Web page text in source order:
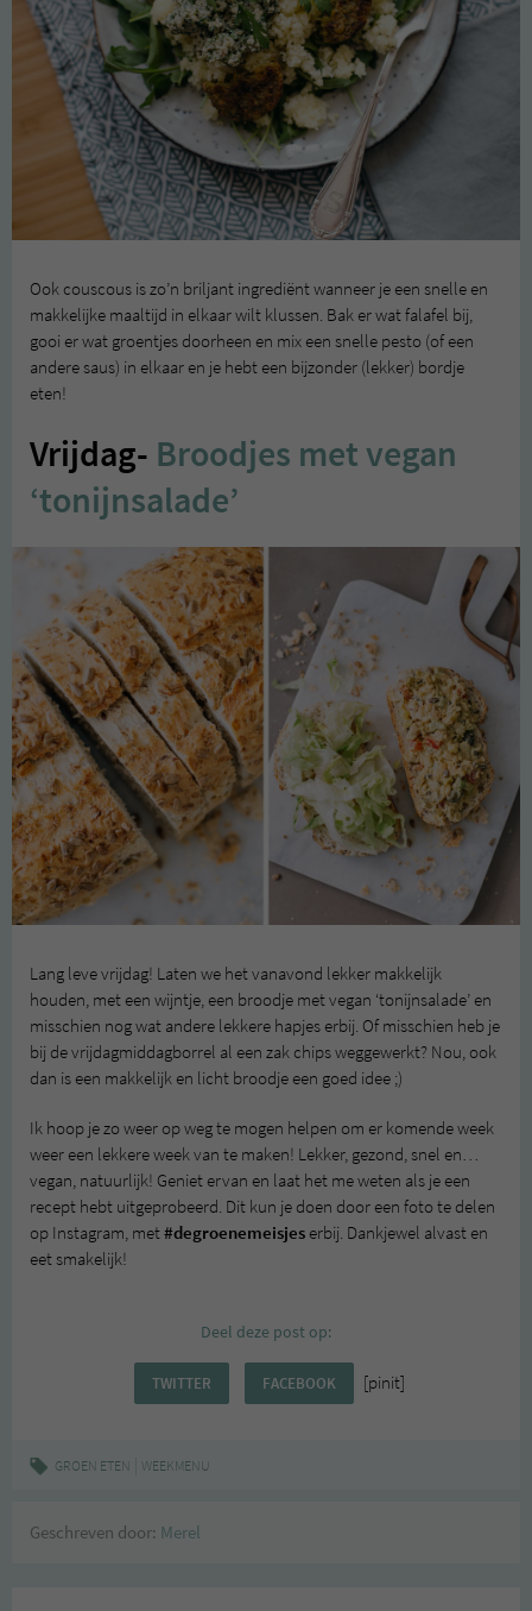
Ook couscous is zo’n briljant ingrediënt wanneer je een snelle en
makkelijke maaltijd in elkaar wilt klussen. Bak er wat falafel bij,
gooi er wat groentjes doorheen en mix een snelle pesto (of een
andere saus) in elkaar en je hebt een bijzonder (lekker) bordje
eten!
Vrijdag- Broodjes met vegan
‘tonijnsalade’
Lang leve vrijdag! Laten we het vanavond lekker makkelijk
houden, met een wijntje, een broodje met vegan ‘tonijnsalade’ en
misschien nog wat andere lekkere hapjes erbij. Of misschien heb je
bij de vrijdagmiddagborrel al een zak chips weggewerkt? Nou, ook
dan is een makkelijk en licht broodje een goed idee ;)
Ik hoop je zo weer op weg te mogen helpen om er komende week
weer een lekkere week van te maken! Lekker, gezond, snel en…
vegan, natuurlijk! Geniet ervan en laat het me weten als je een
recept hebt uitgeprobeerd. Dit kun je doen door een foto te delen
op Instagram, met#degroenemeisjes erbij. Dankjewel alvast en
eet smakelijk!
Deel deze post op:
TWITTER FACEBOOK [pinit]
GROEN ETEN WEEKMENU
Geschreven door: Merel